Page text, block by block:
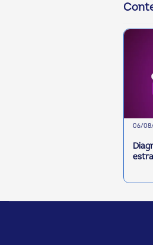
06/08/